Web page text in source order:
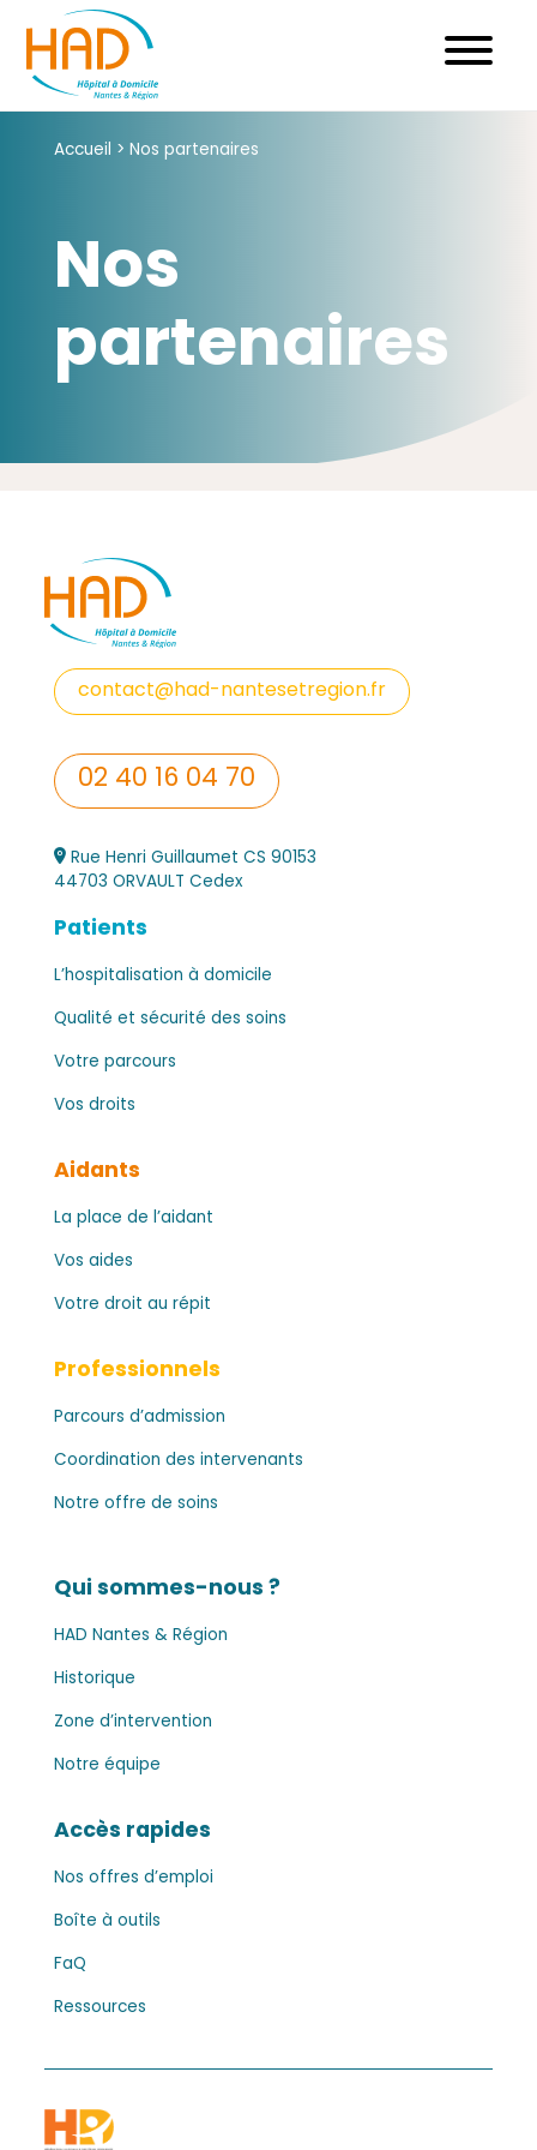
content
Accueil > Nos partenaires
Nos
partenaires
contact@had-nantesetregion.fr
02 40 16 04 70
Rue Henri Guillaumet CS 90153
44703 ORVAULT Cedex
Patients
L’hospitalisation à domicile
Qualité et sécurité des soins
Votre parcours
Vos droits
Aidants
La place de l’aidant
Vos aides
Votre droit au répit
Professionnels
Parcours d’admission
Coordination des intervenants
Notre offre de soins
Qui sommes-nous ?
HAD Nantes & Région
Historique
Zone d’intervention
Notre équipe
Accès rapides
Nos offres d’emploi
Boîte à outils
FaQ
Ressources